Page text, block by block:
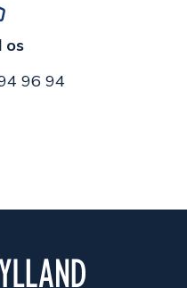
os
96 94